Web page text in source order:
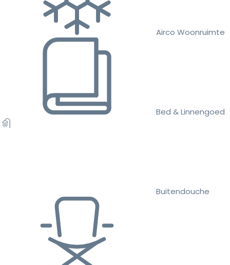
Airco Woonruimte
Bed & Linnengoed
Buitendouche